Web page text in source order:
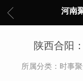
河南
陕西合阳
所属分类：时事